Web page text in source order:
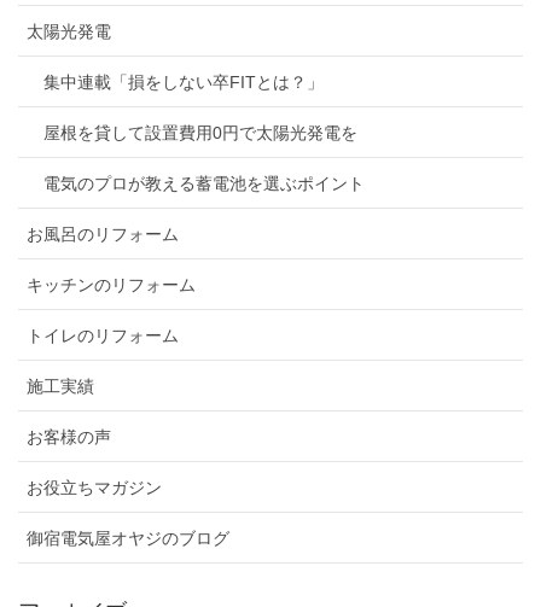
太陽光発電
集中連載「損をしない卒FITとは？」
屋根を貸して設置費用0円で太陽光発電を
電気のプロが教える蓄電池を選ぶポイント
お風呂のリフォーム
キッチンのリフォーム
トイレのリフォーム
施工実績
お客様の声
お役立ちマガジン
御宿電気屋オヤジのブログ